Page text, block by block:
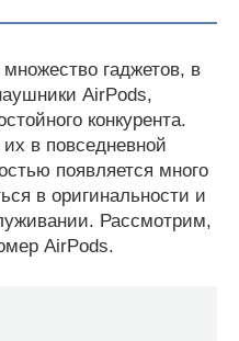
гаджетов, в
AirPods,
конкурента.
в повседневной
появляется много
в оригинальности и
Рассмотрим,
AirPods.